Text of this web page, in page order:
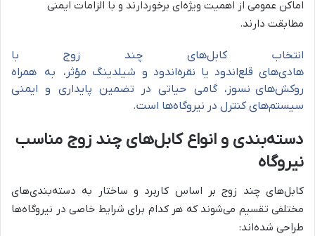
اماکن عمومی از اهمیت ویژه‌ای برخوردارند و با الزامات ایمنی
مطابقت دارند.
انتخاب کابل‌های چند زوج با
هادی‌های قلع‌اندود یا نقره‌اندود و شیلدینگ مؤثر، به همراه
روکش‌های نسوز، گامی حیاتی در تضمین پایداری و ایمنی
سیستم‌های کنترل در نیروگاه‌ها است.
دسته‌بندی و انواع کابل‌های چند زوج مناسب
نیروگاه
کابل‌های چند زوج بر اساس کاربرد و ساختار به دسته‌بندی‌های
مختلفی تقسیم می‌شوند که هر کدام برای شرایط خاصی در نیروگاه‌ها
طراحی شده‌اند: